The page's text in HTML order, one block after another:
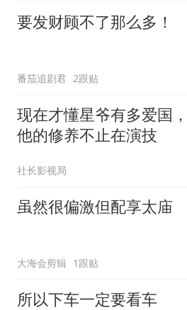
要发财顾不了那么多！
番茄追剧君 2跟贴
现在才懂星爷有多爱国，
他的修养不止在演技
社长影视局
虽然很偏激但配享太庙
大海会剪辑 1跟贴
所以下车一定要看车